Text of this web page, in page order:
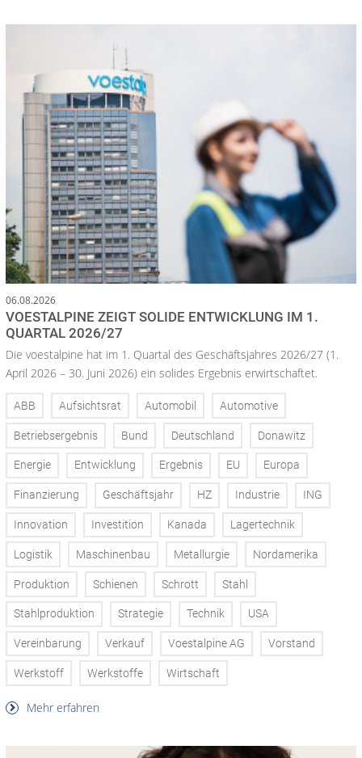
06.08.2026
VOESTALPINE ZEIGT SOLIDE ENTWICKLUNG IM 1.
QUARTAL 2026/27
Die voestalpine hat im 1. Quartal des Geschäftsjahres 2026/27 (1.
April 2026 – 30. Juni 2026) ein solides Ergebnis erwirtschaftet.
ABB Aufsichtsrat Automobil Automotive
Betriebsergebnis Bund Deutschland Donawitz
Energie Entwicklung Ergebnis EU Europa
Finanzierung Geschäftsjahr HZ Industrie ING
Innovation Investition Kanada Lagertechnik
Logistik Maschinenbau Metallurgie Nordamerika
Produktion Schienen Schrott Stahl
Stahlproduktion Strategie Technik USA
Vereinbarung Verkauf Voestalpine AG Vorstand
Werkstoff Werkstoffe Wirtschaft
Mehr erfahren